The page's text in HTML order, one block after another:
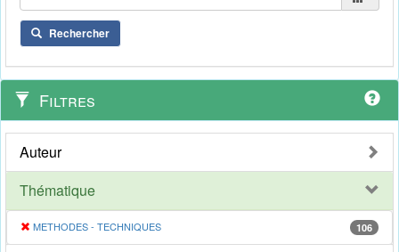
Rechercher
Filtres
Auteur
Thématique
METHODES - TECHNIQUES 106